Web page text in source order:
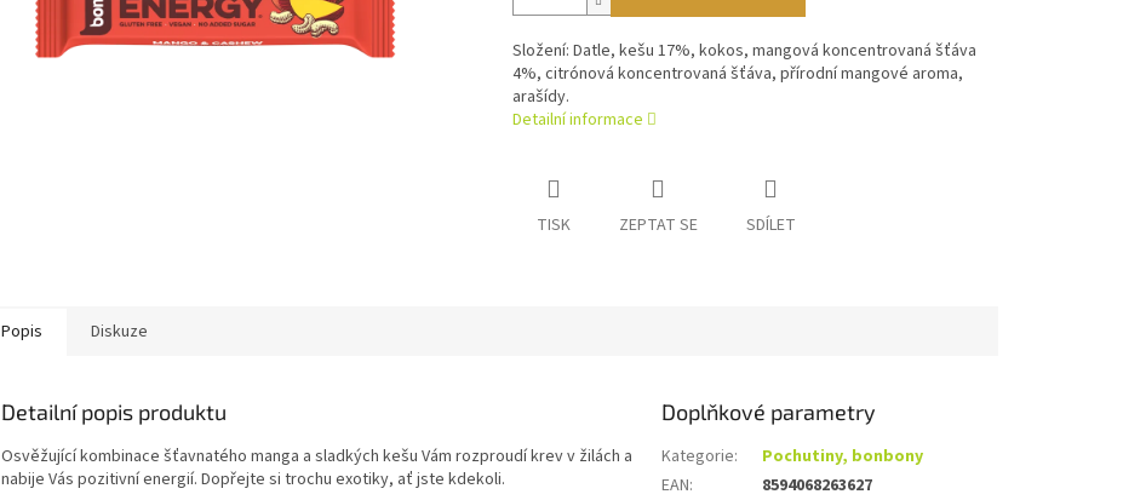
Složení: Datle, kešu 17%, kokos, mangová koncentrovaná šťáva
4%, citrónová koncentrovaná šťáva, přírodní mangové aroma,
arašídy.
Detailní informace
TISK ZEPTAT SE SDÍLET
Popis Diskuze
Detailní popis produktu
Osvěžující kombinace šťavnatého manga a sladkých kešu Vám rozproudí krev v žilách a
nabije Vás pozitivní energií. Dopřejte si trochu exotiky, ať jste kdekoli.
Doplňkové parametry
Kategorie:
Pochutiny, bonbony
EAN: 8594068263627